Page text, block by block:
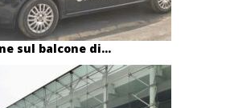
sul balcone di...